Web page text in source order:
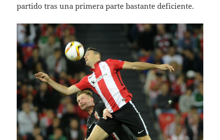
partido tras una primera parte bastante deficiente.